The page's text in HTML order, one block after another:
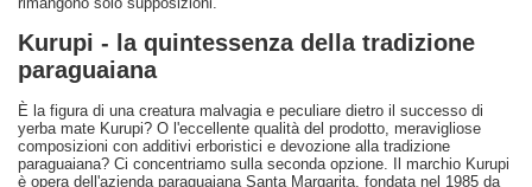
Kurupi - la quintessenza della tradizione
paraguaiana
È la figura di una creatura malvagia e peculiare dietro il successo di
yerba mate Kurupi? O l'eccellente qualità del prodotto, meravigliose
composizioni con additivi erboristici e devozione alla tradizione
paraguaiana? Ci concentriamo sulla seconda opzione. Il marchio Kurupi
è opera dell'azienda paraguaiana Santa Margarita, fondata nel 1985 da